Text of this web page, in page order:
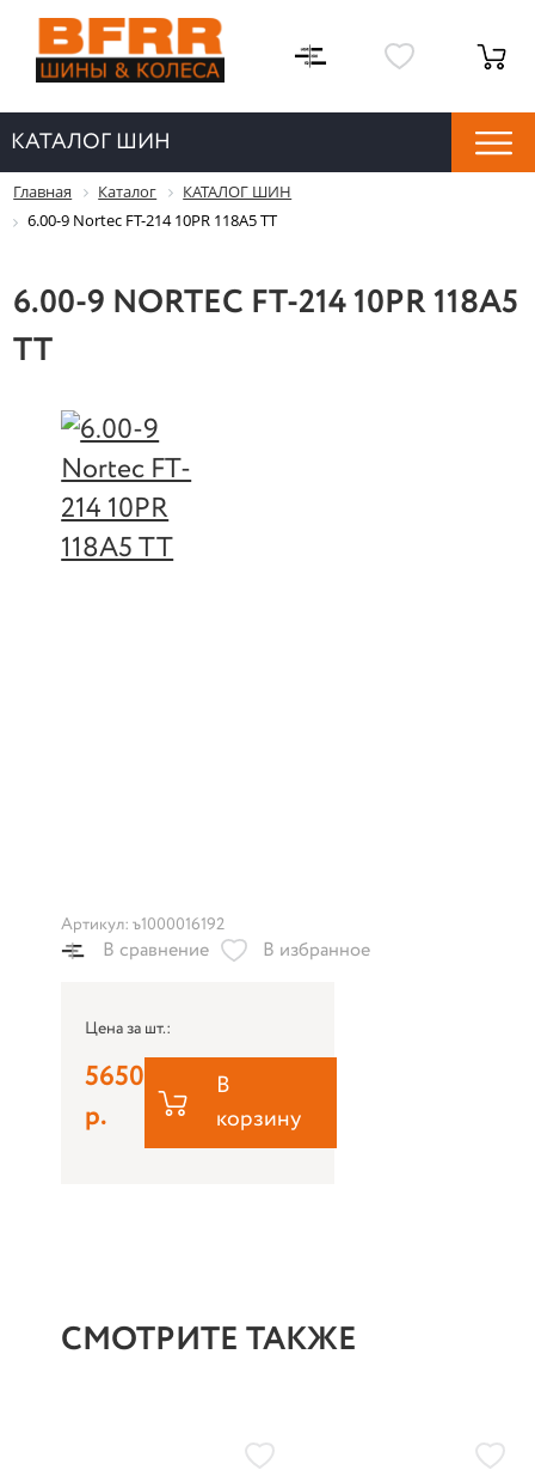
КАТАЛОГ ШИН
Главная Каталог
КАТАЛОГ ШИН
6.00-9 Nortec FT-214 10PR 118A5 TT
6.00-9 NORTEC FT-214 10PR 118A5
TT
Артикул: ъ1000016192
В сравнение В избранное
Цена за шт.:
5650
р.
В
корзину
СМОТРИТЕ ТАКЖЕ